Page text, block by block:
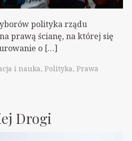
polityka rządu
prawą ścianę, na której się
o […]
i nauka Polityka Prawa
Drogi